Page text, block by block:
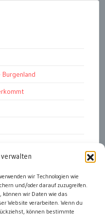
wir Technologien wie
und/oder darauf zuzugreifen.
können wir Daten wie das
Website verarbeiten. Wenn du
können bestimmte
Sanktionen